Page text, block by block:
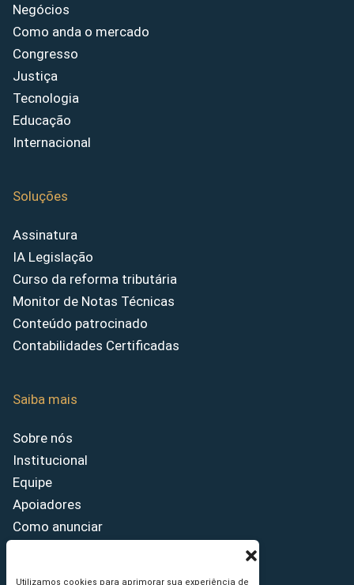
Utilizamos cookies para aprimorar sua experiência de
Negócios
Como anda o mercado
Congresso
Justiça
Tecnologia
Educação
Internacional
Soluções
Assinatura
IA Legislação
Curso da reforma tributária
Monitor de Notas Técnicas
Conteúdo patrocinado
Contabilidades Certificadas
Saiba mais
Sobre nós
Institucional
Equipe
Apoiadores
Como anunciar